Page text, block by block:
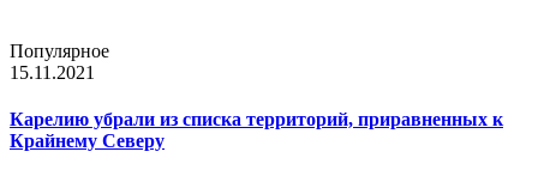
Популярное
15.11.2021
Карелию убрали из списка территорий, приравненных к
Крайнему Северу